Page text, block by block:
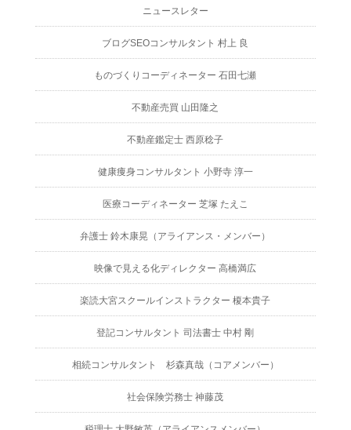
ニュースレター
ブログSEOコンサルタント 村上 良
ものづくりコーディネーター 石田七瀬
不動産売買 山田隆之
不動産鑑定士 西原稔子
健康痩身コンサルタント 小野寺 淳一
医療コーディネーター 芝塚 たえこ
弁護士 鈴木康晃（アライアンス・メンバー）
映像で見える化ディレクター 高橋満広
楽読大宮スクールインストラクター 榎本貴子
登記コンサルタント 司法書士 中村 剛
相続コンサルタント 杉森真哉（コアメンバー）
社会保険労務士 神藤茂